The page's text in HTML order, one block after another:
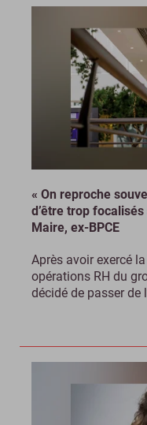
« On reproche
d’être trop
Maire, ex-BPCE
Après avoir exercé
opérations RH du
décidé de passer de